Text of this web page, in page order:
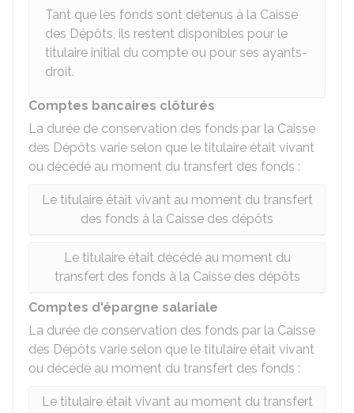
Tant que les fonds sont détenus à la Caisse
des Dépôts, ils restent disponibles pour le
titulaire initial du compte ou pour ses ayants-
droit.
Comptes bancaires clôturés
La durée de conservation des fonds par la Caisse
des Dépôts varie selon que le titulaire était vivant
ou décédé au moment du transfert des fonds :
Le titulaire était vivant au moment du transfert
des fonds à la Caisse des dépôts
Le titulaire était décédé au moment du
transfert des fonds à la Caisse des dépôts
Comptes d'épargne salariale
La durée de conservation des fonds par la Caisse
des Dépôts varie selon que le titulaire était vivant
ou décédé au moment du transfert des fonds :
Le titulaire était vivant au moment du transfert